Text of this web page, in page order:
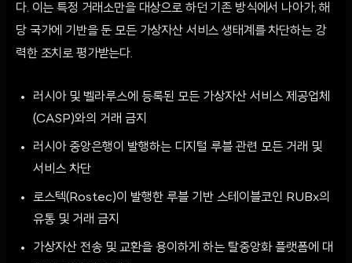
다. 이는 특정 거래소만을 대상으로 하던 기존 방식에서 나아가, 해
당 국가에 기반을 둔 모든 가상자산 서비스 생태계를 차단하는 강
력한 조치로 평가받는다.
러시아 및 벨라루스에 등록된 모든 가상자산 서비스 제공업체
(CASP)와의 거래 금지
러시아 중앙은행이 발행하는 디지털 루블 관련 모든 거래 및
서비스 차단
로스텍(Rostec)이 발행한 루블 기반 스테이블코인 RUBx의
유통 및 거래 금지
가상자산 전송 및 교환을 용이하게 하는 탈중앙화 플랫폼에 대